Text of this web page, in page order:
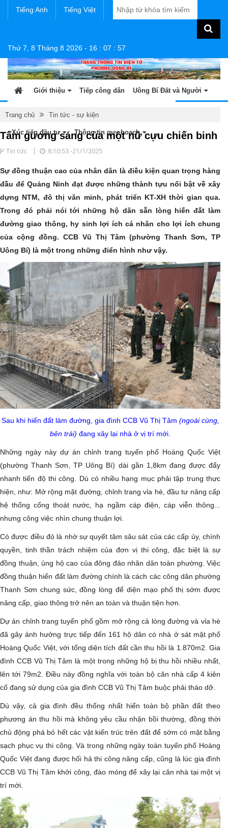
Tiếng Anh Tiếng Việt
Thứ 7, 8 Tháng 8 2026 - 16 : 07 : 57
Giới thiệu Tiếp công dân Uông Bí Đất và Người
Tin tức - sự kiện Sản phẩm OCOP
Xúc tiến đầu tư Thông tin quy hoạch
Trang chủ Tin tức - sự kiện
Tấm gương sáng của một nữ cựu chiến binh
Tin tức 8:10:53 -21/1/2025
Sự đồng thuận cao của nhân dân là điều kiện quan trọng hàng
đầu để Quảng Ninh đạt được những thành tựu nổi bật về xây
dựng NTM, đô thị văn minh, phát triển KT-XH thời gian qua.
Trong đó phải nói tới những hộ dân sẵn lòng hiến đất làm
đường giao thông, hy sinh lợi ích cá nhân cho lợi ích chung
của cộng đồng. CCB Vũ Thị Tâm (phường Thanh Sơn, TP
Uông Bí) là một trong những điển hình như vậy.
Sau khi hiến đất làm đường, gia đình CCB Vũ Thị Tâm (ngoài cùng,
bên trái) đang xây lại nhà ở vị trí mới.
Những ngày này dự án chỉnh trang tuyến phố Hoàng Quốc Việt
(phường Thanh Sơn, TP Uông Bí) dài gần 1,8km đang được đẩy
nhanh tiến độ thi công. Dù có nhiều hạng mục phải tập trung thực
hiện, như: Mở rộng mặt đường, chỉnh trang vỉa hè, đầu tư nâng cấp
hệ thống cống thoát nước, hạ ngầm cáp điện, cáp viễn thông...
nhưng công việc nhìn chung thuận lợi.
Có được điều đó là nhờ sự quyết tâm sâu sát của các cấp ủy, chính
quyền, tinh thần trách nhiệm của đơn vị thi công, đặc biệt là sự
đồng thuận, ủng hộ cao của đông đảo nhân dân toàn phường. Việc
đồng thuận hiến đất làm đường chính là cách các công dân phường
Thanh Sơn chung sức, đồng lòng để diện mạo phố thị sớm được
nâng cấp, giao thông trở nên an toàn và thuận tiện hơn.
Dự án chỉnh trang tuyến phố gồm mở rộng cả lòng đường và vỉa hè
đã gây ảnh hưởng trực tiếp đến 161 hộ dân có nhà ở sát mặt phố
Hoàng Quốc Việt, với tổng diện tích đất cần thu hồi là 1.870m2. Gia
đình CCB Vũ Thị Tâm là một trong những hộ bị thu hồi nhiều nhất,
lên tới 79m2. Điều này đồng nghĩa với toàn bộ căn nhà cấp 4 kiên
cố đang sử dụng của gia đình CCB Vũ Thị Tâm buộc phải tháo dỡ.
Dù vậy, cả gia đình đều thống nhất hiến toàn bộ phần đất theo
phương án thu hồi mà không yêu cầu nhận bồi thường, đồng thời
chủ động phá bỏ hết các vật kiến trúc trên đất để sớm có mặt bằng
sạch phục vụ thi công. Và trong những ngày toàn tuyến phố Hoàng
Quốc Việt đang được hối hả thi công nâng cấp, cũng là lúc gia đình
CCB Vũ Thị Tâm khởi công, đào móng để xây lại căn nhà tại một vị
trí mới.